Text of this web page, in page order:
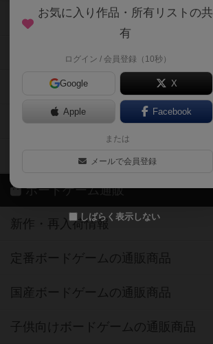
お気に入り作品・所有リストの共
有
ログイン / 会員登録（10秒）
Google X
Apple Facebook
または
メールで会員登録
しばらく表示しない
メカニクス特集
掲示板・トピックス
ボドとも・会員一覧
ボードゲーム業界コラム
ボドゲーマご利用案内
ボードゲーム通販
新作・再入荷情報
定番ボードゲームの通販商品
国産ボードゲームの通販商品
子供向けボードゲームの通販商品